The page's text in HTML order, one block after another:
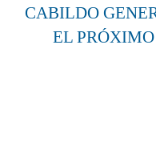
CABILDO
EL